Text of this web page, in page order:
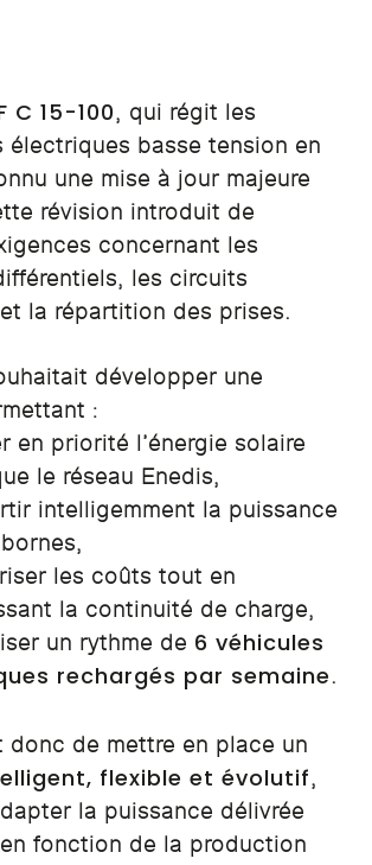
C 15-100, qui régit les
électriques basse tension en
une mise à jour majeure
révision introduit de
concernant les
les circuits
la répartition des prises.
développer une
:
en priorité l’énergie solaire
le réseau Enedis,
intelligemment la puissance
les coûts tout en
la continuité de charge,
un rythme de 6 véhicules
rechargés par semaine .
donc de mettre en place un
flexible et évolutif,
la puissance délivrée
fonction de la production